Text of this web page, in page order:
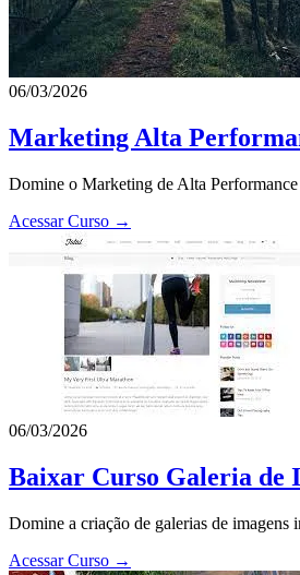
06/03/2026
Marketing Alta
Domine o Marketing de Alta
Acessar Curso →
06/03/2026
Baixar Curso Galeria de
Domine a criação de galerias de imagens
Acessar Curso →